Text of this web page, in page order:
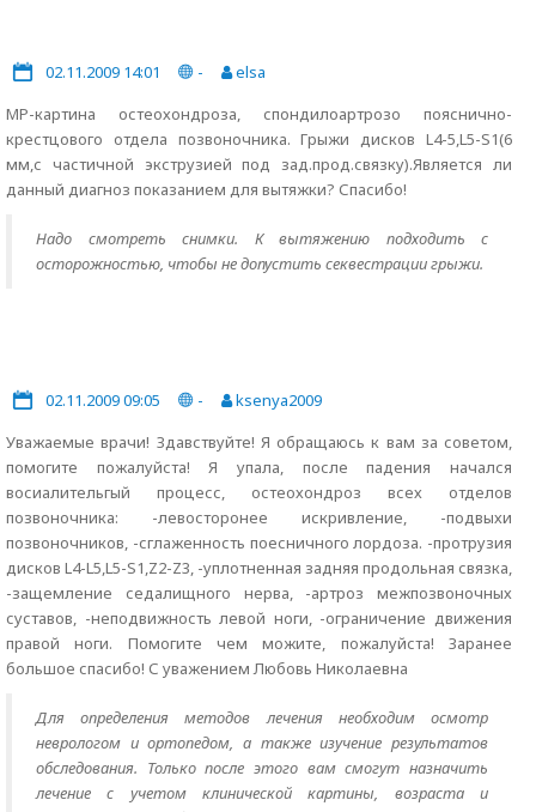
02.11.2009 14:01 -
elsa
МР-картина остеохондроза, спондилоартрозо пояснично-
крестцового отдела позвоночника. Грыжи дисков L4-5,L5-S1(6
мм,с частичной экструзией под зад.прод.связку).Является ли
данный диагноз показанием для вытяжки? Спасибо!
Надо смотреть снимки. К вытяжению подходить с
осторожностью, чтобы не допустить секвестрации грыжи.
02.11.2009 09:05 -
ksenya2009
Уважаемые врачи! Здавствуйте! Я обращаюсь к вам за советом,
помогите пожалуйста! Я упала, после падения начался
восиалительгый процесс, остеохондроз всех отделов
позвоночника: -левосторонее искривление, -подвыхи
позвоночников, -сглаженность поесничного лордоза. -протрузия
дисков L4-L5,L5-S1,Z2-Z3, -уплотненная задняя продольная связка,
-защемление седалищного нерва, -артроз межпозвоночных
суставов, -неподвижность левой ноги, -ограничение движения
правой ноги. Помогите чем можите, пожалуйста! Заранее
большое спасибо! С уважением Любовь Николаевна
Для определения методов лечения необходим осмотр
неврологом и ортопедом, а также изучение результатов
обследования. Только после этого вам смогут назначить
лечение с учетом клинической картины, возраста и